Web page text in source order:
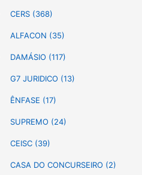
CERS (368)
ALFACON (35)
DAMÁSIO (117)
G7 JURIDICO (13)
ÊNFASE (17)
SUPREMO (24)
CEISC (39)
CASA DO CONCURSEIRO (2)